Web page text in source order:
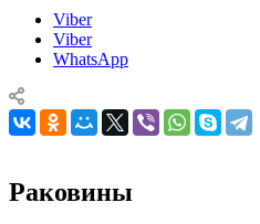
Viber
WhatsApp